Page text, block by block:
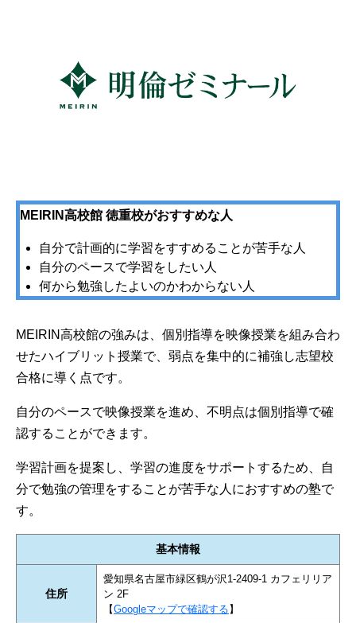
MEIRIN高校館 徳重校がおすすめな人
自分で計画的に学習をすすめることが苦手な人
自分のペースで学習をしたい人
何から勉強したよいのかわからない人
MEIRIN高校館の強みは、個別指導を映像授業を組み合わ
せたハイブリット授業で、弱点を集中的に補強し志望校
合格に導く点です。
自分のペースで映像授業を進め、不明点は個別指導で確
認することができます。
学習計画を提案し、学習の進度をサポートするため、自
分で勉強の管理をすることが苦手な人におすすめの塾で
す。
基本情報
住所
愛知県名古屋市緑区鶴が沢1-2409-1 カフェリリア
ン 2F
【Googleマップで確認する 】